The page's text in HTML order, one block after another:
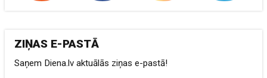
ZIŅAS E-PASTĀ
Saņem Diena.lv aktuālās ziņas e-pastā!